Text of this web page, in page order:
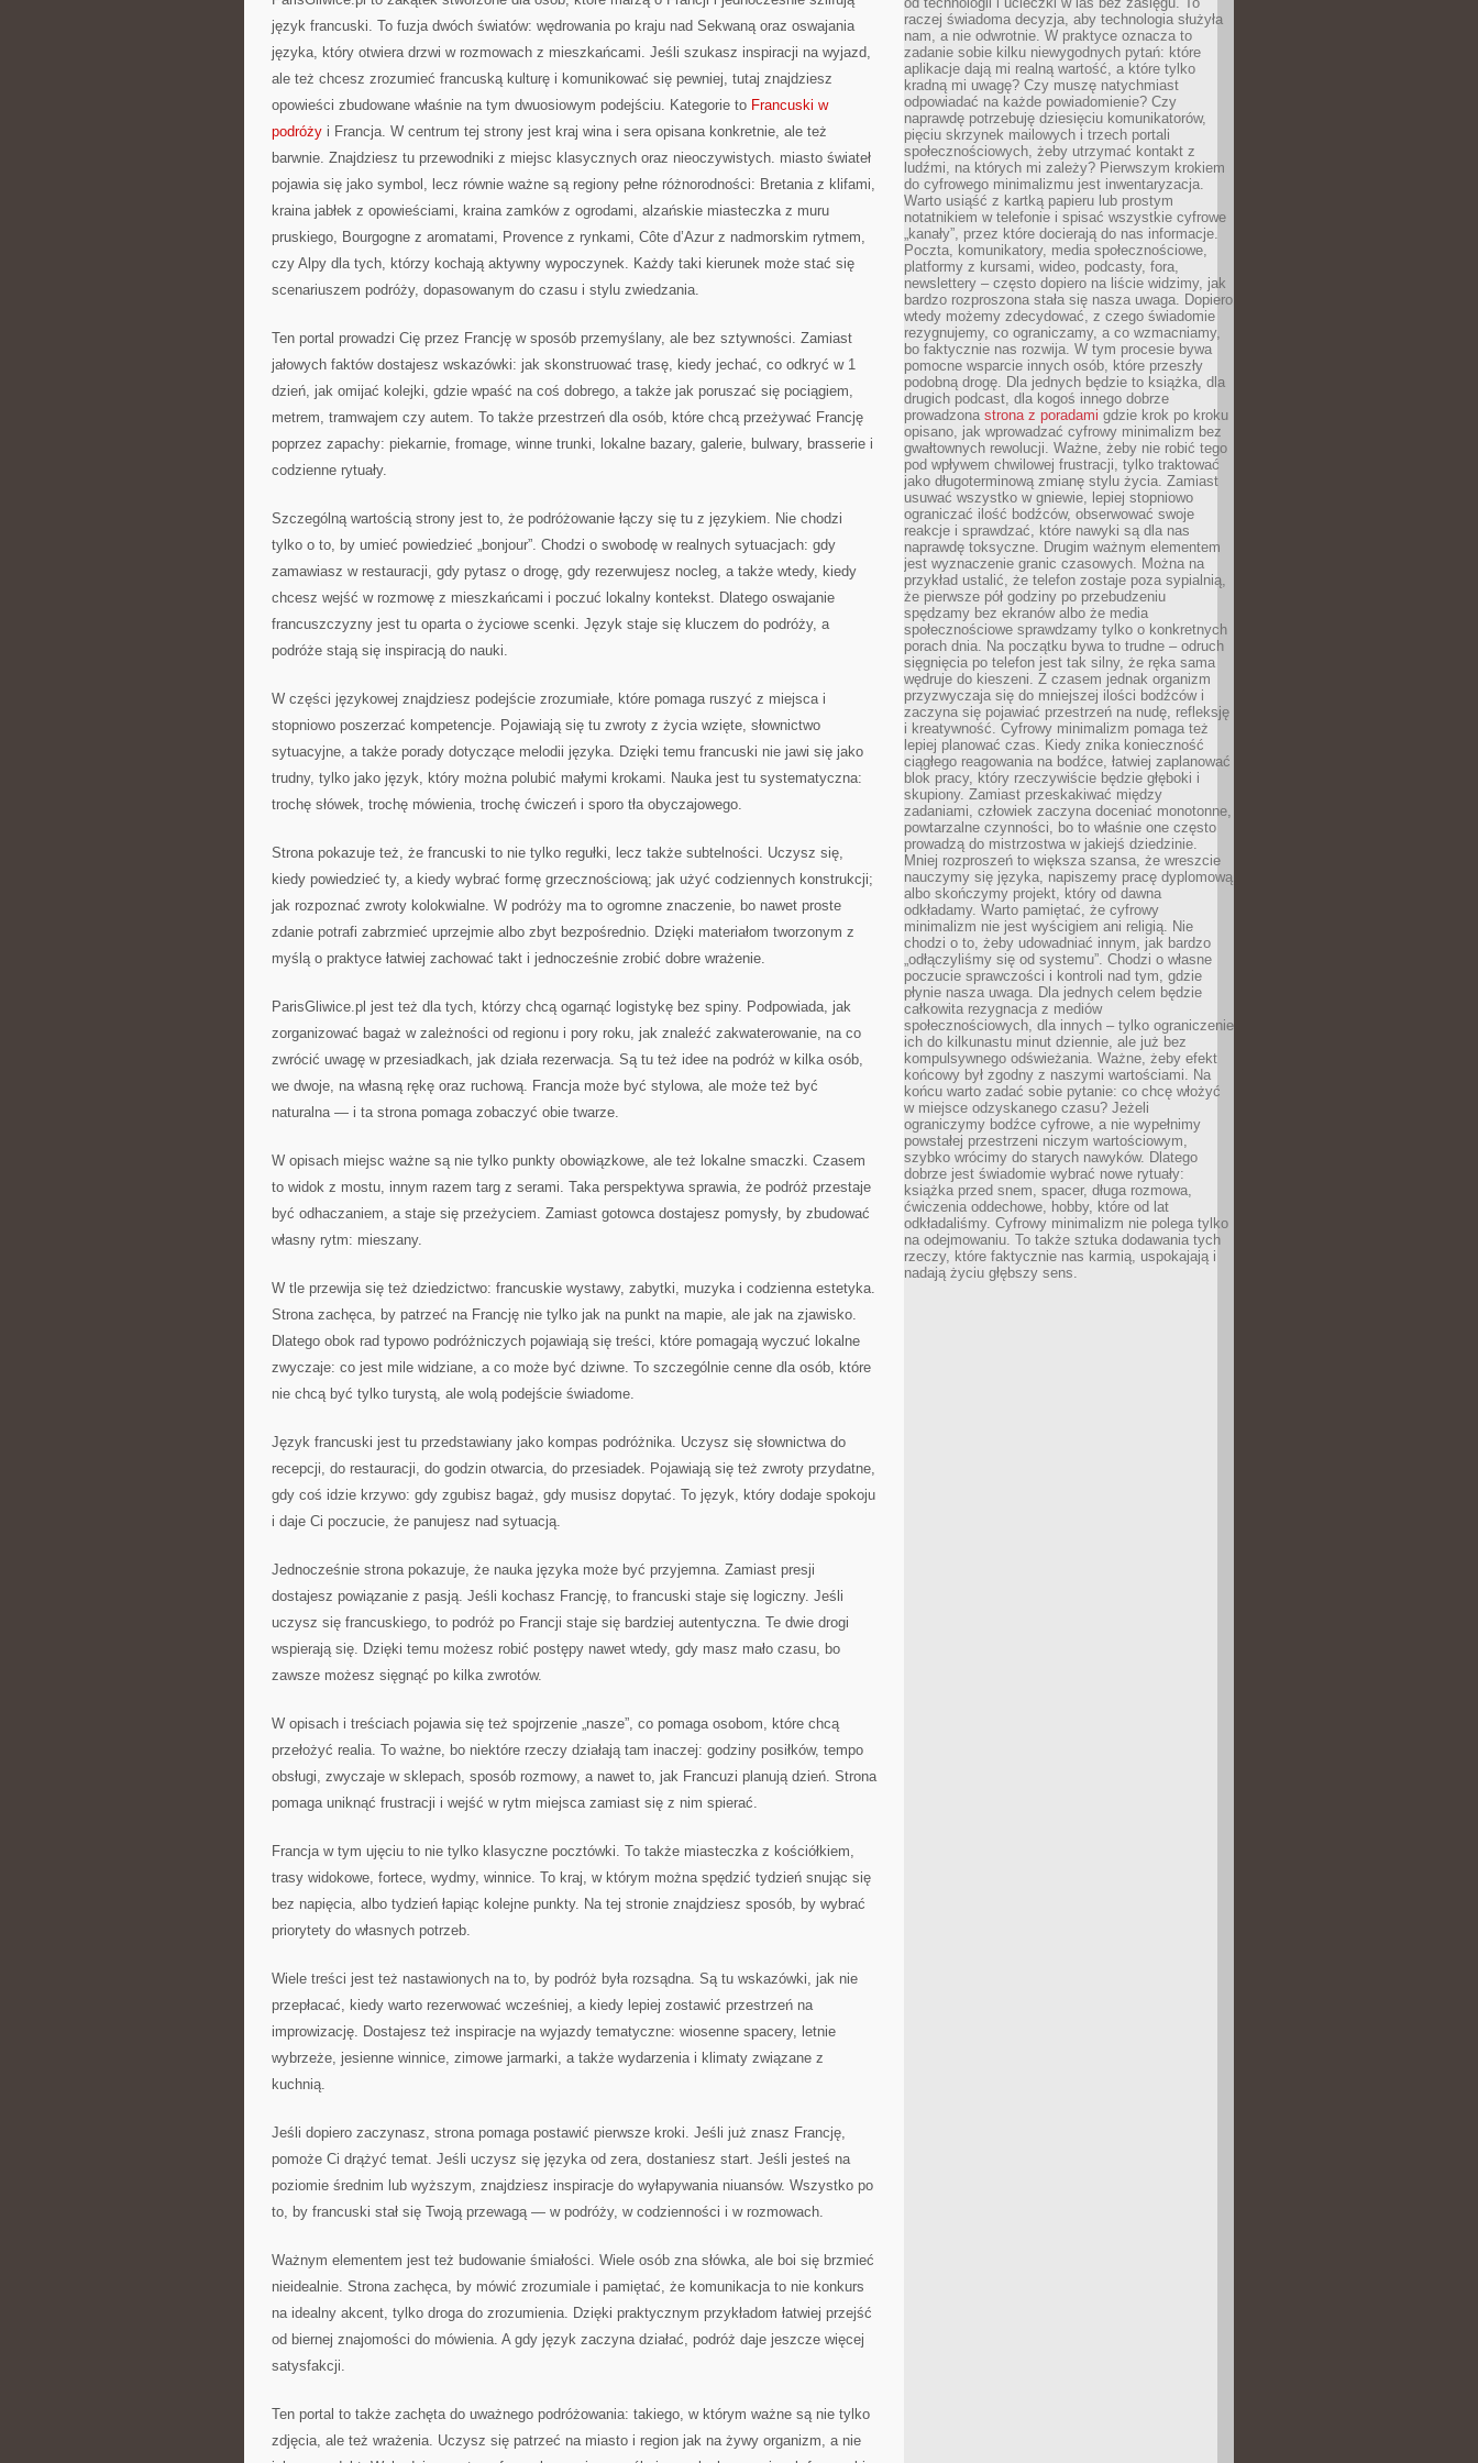
język francuski. To fuzja dwóch światów: wędrowania po kraju nad Sekwaną oraz oswajania
języka, który otwiera drzwi w rozmowach z mieszkańcami. Jeśli szukasz inspiracji na wyjazd,
ale też chcesz zrozumieć francuską kulturę i komunikować się pewniej, tutaj znajdziesz
opowieści zbudowane właśnie na tym dwuosiowym podejściu. Kategorie to Francuski w
podróży i Francja. W centrum tej strony jest kraj wina i sera opisana konkretnie, ale też
barwnie. Znajdziesz tu przewodniki z miejsc klasycznych oraz nieoczywistych. miasto świateł
pojawia się jako symbol, lecz równie ważne są regiony pełne różnorodności: Bretania z klifami,
kraina jabłek z opowieściami, kraina zamków z ogrodami, alzańskie miasteczka z muru
pruskiego, Bourgogne z aromatami, Provence z rynkami, Côte d’Azur z nadmorskim rytmem,
czy Alpy dla tych, którzy kochają aktywny wypoczynek. Każdy taki kierunek może stać się
scenariuszem podróży, dopasowanym do czasu i stylu zwiedzania.
Ten portal prowadzi Cię przez Francję w sposób przemyślany, ale bez sztywności. Zamiast
jałowych faktów dostajesz wskazówki: jak skonstruować trasę, kiedy jechać, co odkryć w 1
dzień, jak omijać kolejki, gdzie wpaść na coś dobrego, a także jak poruszać się pociągiem,
metrem, tramwajem czy autem. To także przestrzeń dla osób, które chcą przeżywać Francję
poprzez zapachy: piekarnie, fromage, winne trunki, lokalne bazary, galerie, bulwary, brasserie i
codzienne rytuały.
Szczególną wartością strony jest to, że podróżowanie łączy się tu z językiem. Nie chodzi
tylko o to, by umieć powiedzieć „bonjour”. Chodzi o swobodę w realnych sytuacjach: gdy
zamawiasz w restauracji, gdy pytasz o drogę, gdy rezerwujesz nocleg, a także wtedy, kiedy
chcesz wejść w rozmowę z mieszkańcami i poczuć lokalny kontekst. Dlatego oswajanie
francuszczyzny jest tu oparta o życiowe scenki. Język staje się kluczem do podróży, a
podróże stają się inspiracją do nauki.
W części językowej znajdziesz podejście zrozumiałe, które pomaga ruszyć z miejsca i
stopniowo poszerzać kompetencje. Pojawiają się tu zwroty z życia wzięte, słownictwo
sytuacyjne, a także porady dotyczące melodii języka. Dzięki temu francuski nie jawi się jako
trudny, tylko jako język, który można polubić małymi krokami. Nauka jest tu systematyczna:
trochę słówek, trochę mówienia, trochę ćwiczeń i sporo tła obyczajowego.
Strona pokazuje też, że francuski to nie tylko regułki, lecz także subtelności. Uczysz się,
kiedy powiedzieć ty, a kiedy wybrać formę grzecznościową; jak użyć codziennych konstrukcji;
jak rozpoznać zwroty kolokwialne. W podróży ma to ogromne znaczenie, bo nawet proste
zdanie potrafi zabrzmieć uprzejmie albo zbyt bezpośrednio. Dzięki materiałom tworzonym z
myślą o praktyce łatwiej zachować takt i jednocześnie zrobić dobre wrażenie.
ParisGliwice.pl jest też dla tych, którzy chcą ogarnąć logistykę bez spiny. Podpowiada, jak
zorganizować bagaż w zależności od regionu i pory roku, jak znaleźć zakwaterowanie, na co
zwrócić uwagę w przesiadkach, jak działa rezerwacja. Są tu też idee na podróż w kilka osób,
we dwoje, na własną rękę oraz ruchową. Francja może być stylowa, ale może też być
naturalna — i ta strona pomaga zobaczyć obie twarze.
W opisach miejsc ważne są nie tylko punkty obowiązkowe, ale też lokalne smaczki. Czasem
to widok z mostu, innym razem targ z serami. Taka perspektywa sprawia, że podróż przestaje
być odhaczaniem, a staje się przeżyciem. Zamiast gotowca dostajesz pomysły, by zbudować
własny rytm: mieszany.
W tle przewija się też dziedzictwo: francuskie wystawy, zabytki, muzyka i codzienna estetyka.
Strona zachęca, by patrzeć na Francję nie tylko jak na punkt na mapie, ale jak na zjawisko.
Dlatego obok rad typowo podróżniczych pojawiają się treści, które pomagają wyczuć lokalne
zwyczaje: co jest mile widziane, a co może być dziwne. To szczególnie cenne dla osób, które
nie chcą być tylko turystą, ale wolą podejście świadome.
Język francuski jest tu przedstawiany jako kompas podróżnika. Uczysz się słownictwa do
recepcji, do restauracji, do godzin otwarcia, do przesiadek. Pojawiają się też zwroty przydatne,
gdy coś idzie krzywo: gdy zgubisz bagaż, gdy musisz dopytać. To język, który dodaje spokoju
i daje Ci poczucie, że panujesz nad sytuacją.
Jednocześnie strona pokazuje, że nauka języka może być przyjemna. Zamiast presji
dostajesz powiązanie z pasją. Jeśli kochasz Francję, to francuski staje się logiczny. Jeśli
uczysz się francuskiego, to podróż po Francji staje się bardziej autentyczna. Te dwie drogi
wspierają się. Dzięki temu możesz robić postępy nawet wtedy, gdy masz mało czasu, bo
zawsze możesz sięgnąć po kilka zwrotów.
W opisach i treściach pojawia się też spojrzenie „nasze”, co pomaga osobom, które chcą
przełożyć realia. To ważne, bo niektóre rzeczy działają tam inaczej: godziny posiłków, tempo
obsługi, zwyczaje w sklepach, sposób rozmowy, a nawet to, jak Francuzi planują dzień. Strona
pomaga uniknąć frustracji i wejść w rytm miejsca zamiast się z nim spierać.
Francja w tym ujęciu to nie tylko klasyczne pocztówki. To także miasteczka z kościółkiem,
trasy widokowe, fortece, wydmy, winnice. To kraj, w którym można spędzić tydzień snując się
bez napięcia, albo tydzień łapiąc kolejne punkty. Na tej stronie znajdziesz sposób, by wybrać
priorytety do własnych potrzeb.
Wiele treści jest też nastawionych na to, by podróż była rozsądna. Są tu wskazówki, jak nie
przepłacać, kiedy warto rezerwować wcześniej, a kiedy lepiej zostawić przestrzeń na
improwizację. Dostajesz też inspiracje na wyjazdy tematyczne: wiosenne spacery, letnie
wybrzeże, jesienne winnice, zimowe jarmarki, a także wydarzenia i klimaty związane z
kuchnią.
Jeśli dopiero zaczynasz, strona pomaga postawić pierwsze kroki. Jeśli już znasz Francję,
pomoże Ci drążyć temat. Jeśli uczysz się języka od zera, dostaniesz start. Jeśli jesteś na
poziomie średnim lub wyższym, znajdziesz inspiracje do wyłapywania niuansów. Wszystko po
to, by francuski stał się Twoją przewagą — w podróży, w codzienności i w rozmowach.
Ważnym elementem jest też budowanie śmiałości. Wiele osób zna słówka, ale boi się brzmieć
nieidealnie. Strona zachęca, by mówić zrozumiale i pamiętać, że komunikacja to nie konkurs
na idealny akcent, tylko droga do zrozumienia. Dzięki praktycznym przykładom łatwiej przejść
od biernej znajomości do mówienia. A gdy język zaczyna działać, podróż daje jeszcze więcej
satysfakcji.
Ten portal to także zachęta do uważnego podróżowania: takiego, w którym ważne są nie tylko
zdjęcia, ale też wrażenia. Uczysz się patrzeć na miasto i region jak na żywy organizm, a nie
raczej świadoma decyzja, aby technologia służyła
nam, a nie odwrotnie. W praktyce oznacza to
zadanie sobie kilku niewygodnych pytań: które
aplikacje dają mi realną wartość, a które tylko
kradną mi uwagę? Czy muszę natychmiast
odpowiadać na każde powiadomienie? Czy
naprawdę potrzebuję dziesięciu komunikatorów,
pięciu skrzynek mailowych i trzech portali
społecznościowych, żeby utrzymać kontakt z
ludźmi, na których mi zależy? Pierwszym krokiem
do cyfrowego minimalizmu jest inwentaryzacja.
Warto usiąść z kartką papieru lub prostym
notatnikiem w telefonie i spisać wszystkie cyfrowe
„kanały”, przez które docierają do nas informacje.
Poczta, komunikatory, media społecznościowe,
platformy z kursami, wideo, podcasty, fora,
newslettery – często dopiero na liście widzimy, jak
bardzo rozproszona stała się nasza uwaga. Dopiero
wtedy możemy zdecydować, z czego świadomie
rezygnujemy, co ograniczamy, a co wzmacniamy,
bo faktycznie nas rozwija. W tym procesie bywa
pomocne wsparcie innych osób, które przeszły
podobną drogę. Dla jednych będzie to książka, dla
drugich podcast, dla kogoś innego dobrze
prowadzona strona z poradami gdzie krok po kroku
opisano, jak wprowadzać cyfrowy minimalizm bez
gwałtownych rewolucji. Ważne, żeby nie robić tego
pod wpływem chwilowej frustracji, tylko traktować
jako długoterminową zmianę stylu życia. Zamiast
usuwać wszystko w gniewie, lepiej stopniowo
ograniczać ilość bodźców, obserwować swoje
reakcje i sprawdzać, które nawyki są dla nas
naprawdę toksyczne. Drugim ważnym elementem
jest wyznaczenie granic czasowych. Można na
przykład ustalić, że telefon zostaje poza sypialnią,
że pierwsze pół godziny po przebudzeniu
spędzamy bez ekranów albo że media
społecznościowe sprawdzamy tylko o konkretnych
porach dnia. Na początku bywa to trudne – odruch
sięgnięcia po telefon jest tak silny, że ręka sama
wędruje do kieszeni. Z czasem jednak organizm
przyzwyczaja się do mniejszej ilości bodźców i
zaczyna się pojawiać przestrzeń na nudę, refleksję
i kreatywność. Cyfrowy minimalizm pomaga też
lepiej planować czas. Kiedy znika konieczność
ciągłego reagowania na bodźce, łatwiej zaplanować
blok pracy, który rzeczywiście będzie głęboki i
skupiony. Zamiast przeskakiwać między
zadaniami, człowiek zaczyna doceniać monotonne,
powtarzalne czynności, bo to właśnie one często
prowadzą do mistrzostwa w jakiejś dziedzinie.
Mniej rozproszeń to większa szansa, że wreszcie
nauczymy się języka, napiszemy pracę dyplomową
albo skończymy projekt, który od dawna
odkładamy. Warto pamiętać, że cyfrowy
minimalizm nie jest wyścigiem ani religią. Nie
chodzi o to, żeby udowadniać innym, jak bardzo
„odłączyliśmy się od systemu”. Chodzi o własne
poczucie sprawczości i kontroli nad tym, gdzie
płynie nasza uwaga. Dla jednych celem będzie
całkowita rezygnacja z mediów
społecznościowych, dla innych – tylko ograniczenie
ich do kilkunastu minut dziennie, ale już bez
kompulsywnego odświeżania. Ważne, żeby efekt
końcowy był zgodny z naszymi wartościami. Na
końcu warto zadać sobie pytanie: co chcę włożyć
w miejsce odzyskanego czasu? Jeżeli
ograniczymy bodźce cyfrowe, a nie wypełnimy
powstałej przestrzeni niczym wartościowym,
szybko wrócimy do starych nawyków. Dlatego
dobrze jest świadomie wybrać nowe rytuały:
książka przed snem, spacer, długa rozmowa,
ćwiczenia oddechowe, hobby, które od lat
odkładaliśmy. Cyfrowy minimalizm nie polega tylko
na odejmowaniu. To także sztuka dodawania tych
rzeczy, które faktycznie nas karmią, uspokajają i
nadają życiu głębszy sens.